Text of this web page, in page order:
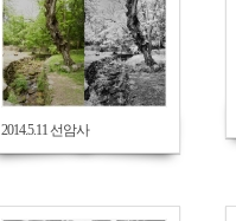
2014.5.11 선암사
646